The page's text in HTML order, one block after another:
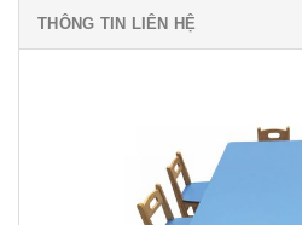
THÔNG TIN LIÊN HỆ